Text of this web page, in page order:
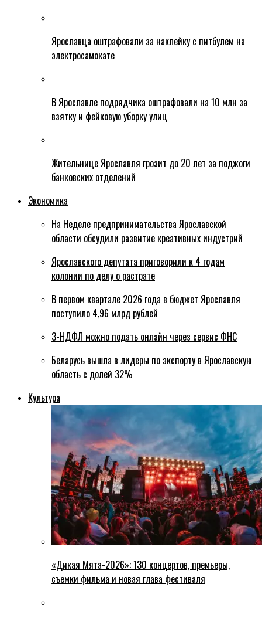
Ярославца оштрафовали за наклейку с питбулем на
электросамокате
В Ярославле подрядчика оштрафовали на 10 млн за
взятку и фейковую уборку улиц
Жительнице Ярославля грозит до 20 лет за поджоги
банковских отделений
Экономика
На Неделе предпринимательства Ярославской
области обсудили развитие креативных индустрий
Ярославского депутата приговорили к 4 годам
колонии по делу о растрате
В первом квартале 2026 года в бюджет Ярославля
поступило 4,96 млрд рублей
3-НДФЛ можно подать онлайн через сервис ФНС
Беларусь вышла в лидеры по экспорту в Ярославскую
область с долей 32%
Культура
«Дикая Мята-2026»: 130 концертов, премьеры,
съемки фильма и новая глава фестиваля